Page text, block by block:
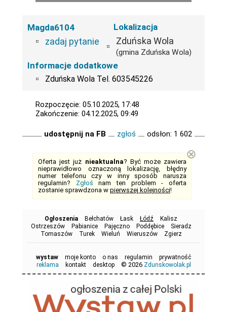
Magda6104
zadaj pytanie
Lokalizacja
Zduńska Wola
(gmina Zduńska Wola)
Informacje dodatkowe
Zduńska Wola Tel. 603545226
Rozpoczęcie: 05.10.2025, 17:48
Zakończenie: 04.12.2025, 09:49
udostępnij na FB zgłoś odsłon: 1 602
Oferta jest już nieaktualna? Być może zawiera
nieprawidłowo oznaczoną lokalizację, błędny
numer telefonu czy w inny sposób narusza
regulamin? Zgłoś nam ten problem - oferta
zostanie sprawdzona w pierwszej kolejności!
⊗
Ogłoszenia Bełchatów Łask Łódź
Kalisz
Ostrzeszów
Pabianice Pajęczno Poddębice
Sieradz
Tomaszów
Turek Wieluń Wieruszów Zgierz
wystaw moje konto o nas regulamin
prywatność
reklama
kontakt desktop © 2026 Zdunskowolak.pl